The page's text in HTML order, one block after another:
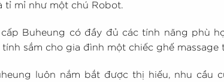
tỉ mỉ như một chú Robot.
cấp Buheung có đầy đủ các tính năng phù
sắm cho gia đình một chiếc ghế massage
luôn nắm bắt được thị hiếu, nhu cầu